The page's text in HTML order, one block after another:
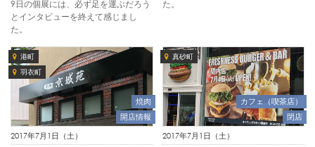
9日の個展には、必ず足を運ぶだろう
とインタビューを終えて感じまし
た。
た。
港町
羽衣町
焼肉
開店情報
2017年7月1日（土）
真砂町
カフェ（喫茶店）
閉店
2017年7月1日（土）